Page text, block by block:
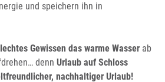
und speichern ihn in
Gewissen das warme Wasser ab
denn Urlaub auf Schloss
nachhaltiger Urlaub!